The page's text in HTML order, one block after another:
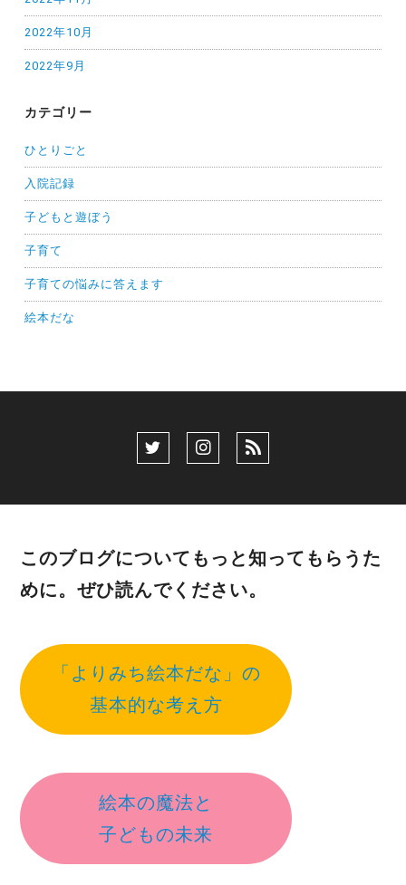
2022年10月
2022年9月
カテゴリー
ひとりごと
入院記録
子どもと遊ぼう
子育て
子育ての悩みに答えます
絵本だな
このブログについてもっと知ってもらうた
めに。ぜひ読んでください。
「よりみち絵本だな」の
基本的な考え方
絵本の魔法と
子どもの未来